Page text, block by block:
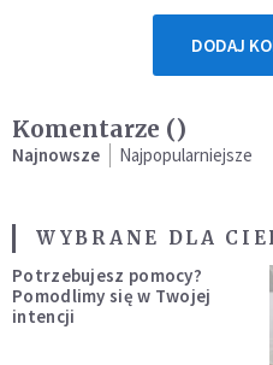
DODAJ
Komentarze ()
Najnowsze Najpopularniejsze
WYBRANE DLA
Potrzebujesz pomocy?
Pomodlimy się w Twojej
intencji